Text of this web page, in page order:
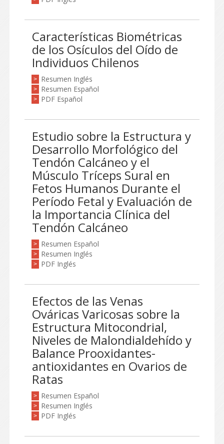
Características Biométricas
de los Osículos del Oído de
Individuos Chilenos
> Resumen Inglés
> Resumen Español
> PDF Español
Estudio sobre la Estructura y
Desarrollo Morfológico del
Tendón Calcáneo y el
Músculo Tríceps Sural en
Fetos Humanos Durante el
Período Fetal y Evaluación de
la Importancia Clínica del
Tendón Calcáneo
> Resumen Español
> Resumen Inglés
> PDF Inglés
Efectos de las Venas
Ováricas Varicosas sobre la
Estructura Mitocondrial,
Niveles de Malondialdehído y
Balance Prooxidantes-
antioxidantes en Ovarios de
Ratas
> Resumen Español
> Resumen Inglés
> PDF Inglés